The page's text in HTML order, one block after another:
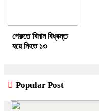
পেরুতে বিমান বিধ্বস্ত
হয়ে নিহত ১৩
Popular Post